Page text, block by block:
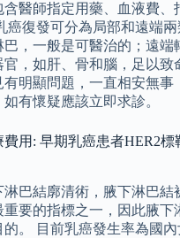
醫師指定用藥、血液費、
癌復發可分為局部和遠端
巴，一般是可醫治的；遠端
，如肝、骨和腦，足以致
明顯問題，一直相安無事
有懷疑應該立即求診。
用: 早期乳癌患者HER2標
巴結廓清術，腋下淋巴結
要的指標之一，因此腋下
的。 目前乳癌發生率為國